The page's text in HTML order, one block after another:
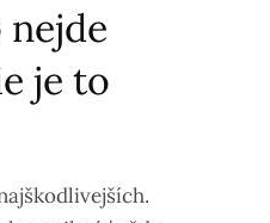
nejde
je to